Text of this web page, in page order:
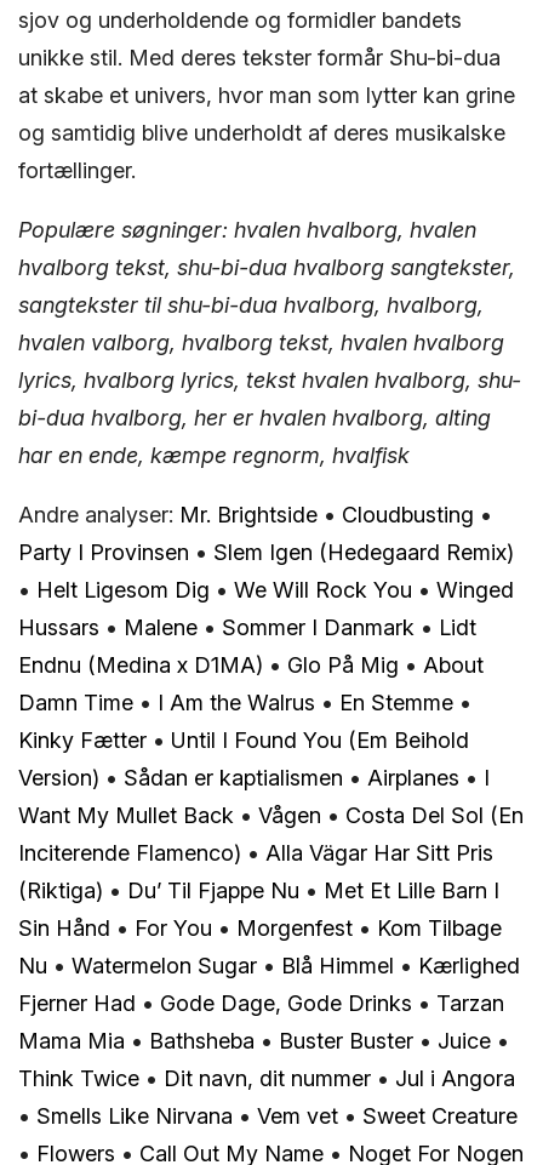
sjov og underholdende og formidler bandets
unikke stil. Med deres tekster formår Shu-bi-dua
at skabe et univers, hvor man som lytter kan grine
og samtidig blive underholdt af deres musikalske
fortællinger.
Populære søgninger: hvalen hvalborg, hvalen
hvalborg tekst, shu-bi-dua hvalborg sangtekster,
sangtekster til shu-bi-dua hvalborg, hvalborg,
hvalen valborg, hvalborg tekst, hvalen hvalborg
lyrics, hvalborg lyrics, tekst hvalen hvalborg, shu-
bi-dua hvalborg, her er hvalen hvalborg, alting
har en ende, kæmpe regnorm, hvalfisk
Andre analyser: Mr. Brightside • Cloudbusting •
Party I Provinsen • Slem Igen (Hedegaard Remix)
• Helt Ligesom Dig • We Will Rock You • Winged
Hussars • Malene • Sommer I Danmark • Lidt
Endnu (Medina x D1MA) • Glo På Mig • About
Damn Time • I Am the Walrus • En Stemme •
Kinky Fætter • Until I Found You (Em Beihold
Version) • Sådan er kaptialismen • Airplanes • I
Want My Mullet Back • Vågen • Costa Del Sol (En
Inciterende Flamenco) • Alla Vägar Har Sitt Pris
(Riktiga) • Du’ Til Fjappe Nu • Met Et Lille Barn I
Sin Hånd • For You • Morgenfest • Kom Tilbage
Nu • Watermelon Sugar • Blå Himmel • Kærlighed
Fjerner Had • Gode Dage, Gode Drinks • Tarzan
Mama Mia • Bathsheba • Buster Buster • Juice •
Think Twice • Dit navn, dit nummer • Jul i Angora
• Smells Like Nirvana • Vem vet • Sweet Creature
• Flowers • Call Out My Name • Noget For Nogen